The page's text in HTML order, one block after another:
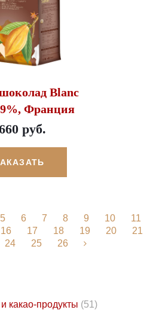
Blanc
Франция
руб.
5 6 7 8 9 10
11
16 17 18 19 20
21
24 25 26
какао-продукты (51)